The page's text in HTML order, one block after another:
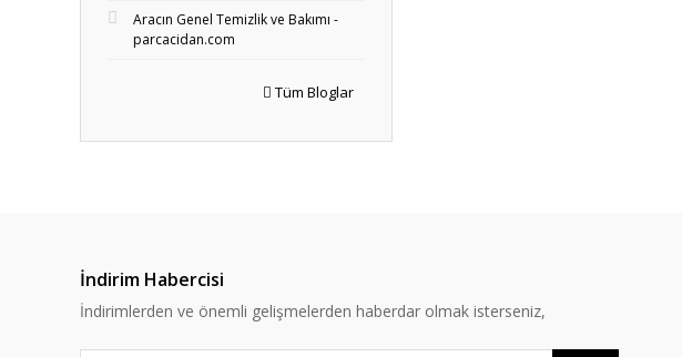
Aracın Genel Temizlik ve Bakımı -
parcacidan.com
Tüm Bloglar
İndirim Habercisi
İndirimlerden ve önemli gelişmelerden haberdar olmak isterseniz,